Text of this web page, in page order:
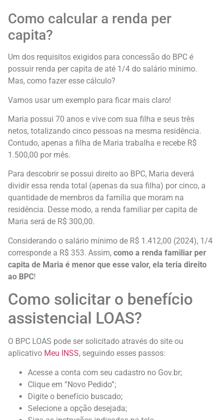
Como calcular a renda per
capita?
Um dos requisitos exigidos para concessão do BPC é
possuir renda per capita de até 1/4 do salário mínimo.
Mas, como fazer esse cálculo?
Vamos usar um exemplo para ficar mais claro!
Maria possui 70 anos e vive com sua filha e seus três
netos, totalizando cinco pessoas na mesma residência.
Contudo, apenas a filha de Maria trabalha e recebe R$
1.500,00 por mês.
Para descobrir se possui direito ao BPC, Maria deverá
dividir essa renda total (apenas da sua filha) por cinco, a
quantidade de membros da família que moram na
residência. Desse modo, a renda familiar per capita de
Maria será de R$ 300,00.
Considerando o salário mínimo de R$ 1.412,00 (2024), 1/4
corresponde a R$ 353. Assim, como a renda familiar per
capita de Maria é menor que esse valor, ela teria direito
ao BPC!
Como solicitar o benefício
assistencial LOAS?
O BPC LOAS pode ser solicitado através do site ou
aplicativo Meu INSS, seguindo esses passos:
Acesse a conta com seu cadastro no Gov.br;
Clique em “Novo Pedido”;
Digite o benefício buscado;
Selecione a opção desejada;